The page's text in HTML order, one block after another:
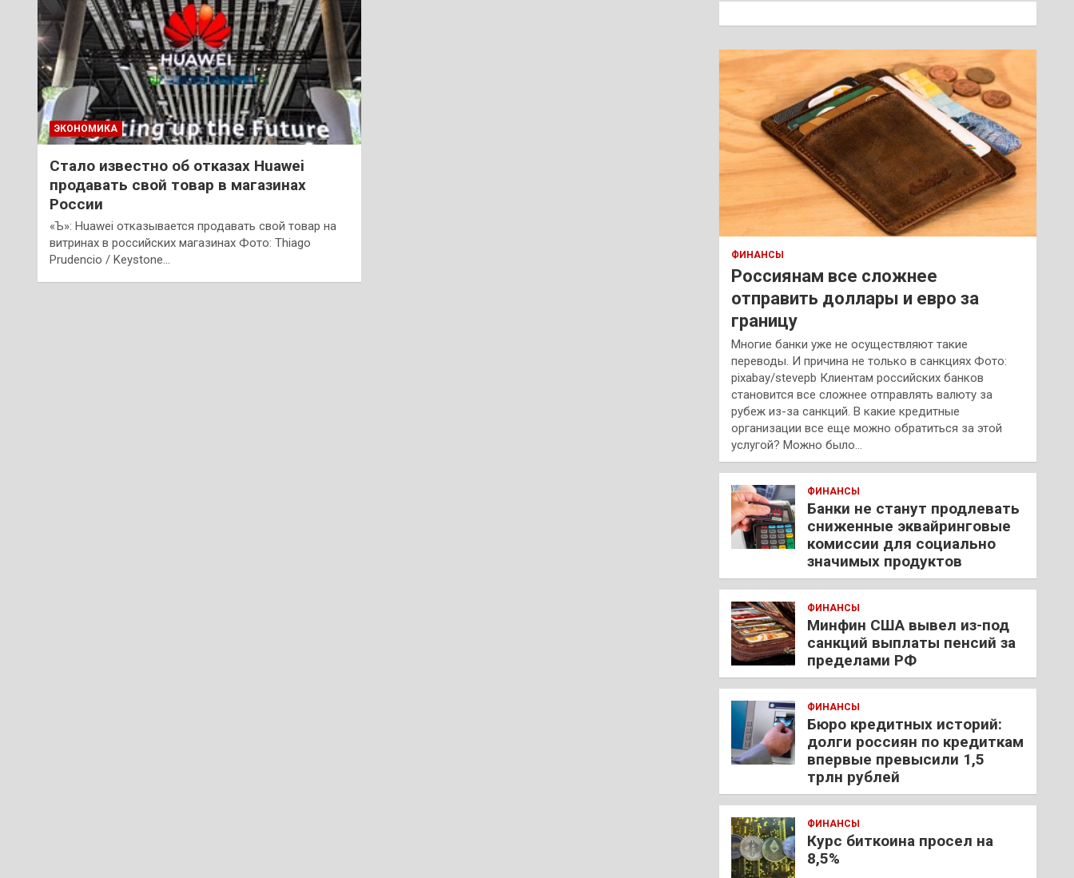
ЭКОНОМИКА
Стало известно об отказах Huawei
продавать свой товар в магазинах
России
«Ъ»: Huawei отказывается продавать свой товар на
витринах в российских магазинах Фото: Thiago
Prudencio / Keystone…
к
ФИНАНСЫ
Россиянам все сложнее
отправить доллары и евро за
границу
Многие банки уже не осуществляют такие
переводы. И причина не только в санкциях Фото:
pixabay/stevepb Клиентам российских банков
становится все сложнее отправлять валюту за
рубеж из-за санкций. В какие кредитные
организации все еще можно обратиться за этой
услугой? Можно было…
ФИНАНСЫ
Банки не станут продлевать
сниженные эквайринговые
комиссии для социально
значимых продуктов
ФИНАНСЫ
Минфин США вывел из-под
санкций выплаты пенсий за
пределами РФ
ФИНАНСЫ
Бюро кредитных историй:
долги россиян по кредиткам
впервые превысили 1,5
трлн рублей
ФИНАНСЫ
Курс биткоина просел на
8,5%